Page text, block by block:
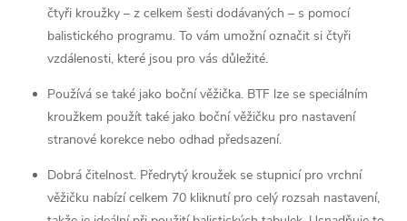
čtyři kroužky – z celkem šesti dodávaných – s pomocí
balistického programu. To vám umožní označit si čtyři
vzdálenosti, které jsou pro vás důležité.
Používá se také jako boční věžička. BTF lze se speciálním
kroužkem použít také jako boční věžičku pro nastavení
stranové korekce nebo odhad předsazení.
Dobrá čitelnost. Předrytý kroužek se stupnicí pro vrchní
věžičku nabízí celkem 70 kliknutí pro celý rozsah nastavení,